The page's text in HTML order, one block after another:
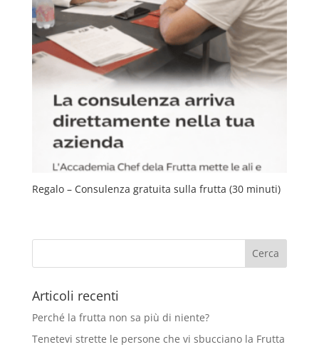
Regalo – Consulenza gratuita sulla frutta (30 minuti)
Articoli recenti
Perché la frutta non sa più di niente?
Tenetevi strette le persone che vi sbucciano la Frutta